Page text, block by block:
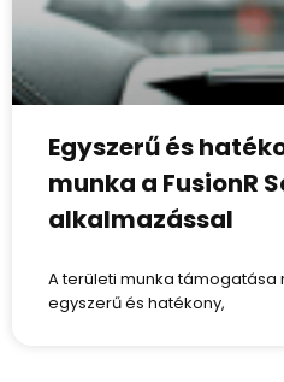
Egyszerű és
munka a FusionR
alkalmazással
A területi munka támogatása
egyszerű és hatékony,